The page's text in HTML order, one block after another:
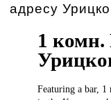
адресу
1 комн.
Featuring abar, 1